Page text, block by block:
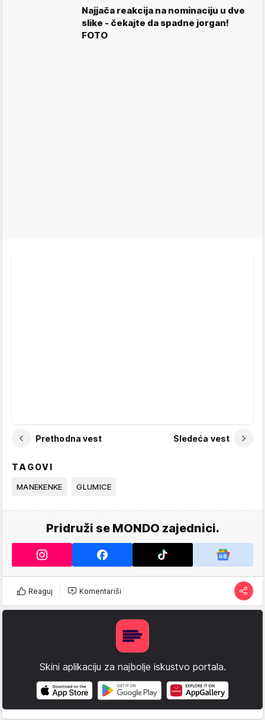
Najjača reakcija na nominaciju u dve
slike - čekajte da spadne jorgan!
FOTO
Prethodna vest Sledeća vest
TAGOVI
MANEKENKE GLUMICE
Pridruži se MONDO zajednici.
Reaguj Komentariši
Skini aplikaciju za najbolje iskustvo portala.